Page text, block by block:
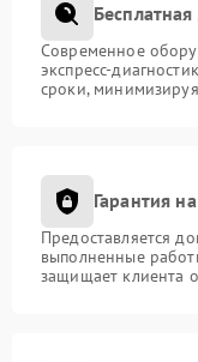
Современное
экспресс-
сроки,
Гарантия
Предоставляется
выполненные
защищает клиента